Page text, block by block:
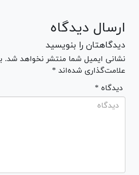
ارسال دیدگاه
دیدگاهتان را بنویسید
نشانی ایمیل شما منتشر نخواهد شد.
علامت‌گذاری شده‌اند *
* دیدگاه